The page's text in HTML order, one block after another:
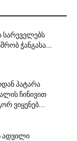
სარეველებს
ჭანგასა...
პატარა
ჩინივით
ვიყენებ...
ადვილი